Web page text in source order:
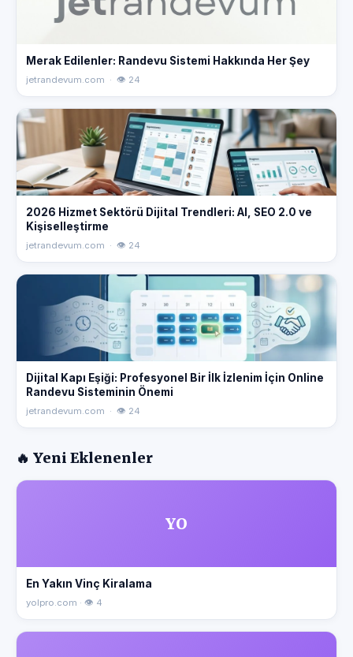
Merak Edilenler: Randevu Sistemi Hakkında Her Şey
jetrandevum.com · 👁 24
2026 Hizmet Sektörü Dijital Trendleri: AI, SEO 2.0 ve
Kişiselleştirme
jetrandevum.com · 👁 24
Dijital Kapı Eşiği: Profesyonel Bir İlk İzlenim İçin Online
Randevu Sisteminin Önemi
jetrandevum.com · 👁 24
🔥 Yeni Eklenenler
YO
En Yakın Vinç Kiralama
yolpro.com · 👁 4